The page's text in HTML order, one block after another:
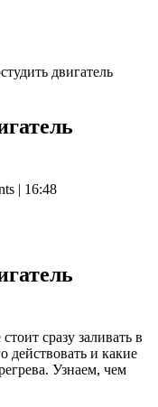
двигатель
| 16:48
сразу заливать в
действовать и какие
Узнаем, чем